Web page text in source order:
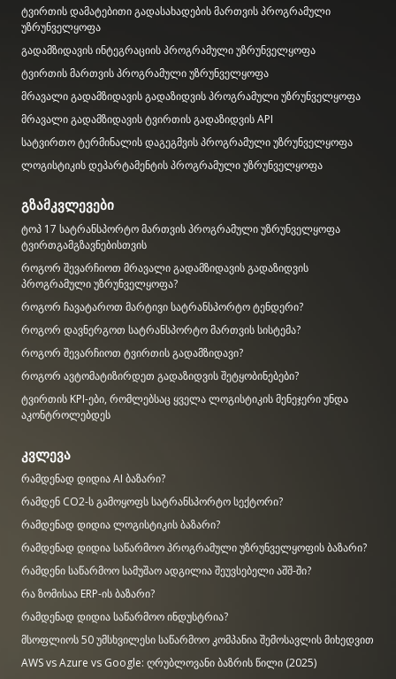
ტვირთის დამატებითი გადასახადების მართვის პროგრამული
უზრუნველყოფა
გადამზიდავის ინტეგრაციის პროგრამული უზრუნველყოფა
ტვირთის მართვის პროგრამული უზრუნველყოფა
მრავალი გადამზიდავის გადაზიდვის პროგრამული უზრუნველყოფა
მრავალი გადამზიდავის ტვირთის გადაზიდვის API
სატვირთო ტერმინალის დაგეგმვის პროგრამული უზრუნველყოფა
ლოგისტიკის დეპარტამენტის პროგრამული უზრუნველყოფა
გზამკვლევები
ტოპ 17 სატრანსპორტო მართვის პროგრამული უზრუნველყოფა
ტვირთგამგზავნებისთვის
როგორ შევარჩიოთ მრავალი გადამზიდავის გადაზიდვის
პროგრამული უზრუნველყოფა?
როგორ ჩავატაროთ მარტივი სატრანსპორტო ტენდერი?
როგორ დავნერგოთ სატრანსპორტო მართვის სისტემა?
როგორ შევარჩიოთ ტვირთის გადამზიდავი?
როგორ ავტომატიზირდეთ გადაზიდვის შეტყობინებები?
ტვირთის KPI-ები, რომლებსაც ყველა ლოგისტიკის მენეჯერი უნდა
აკონტროლებდეს
კვლევა
რამდენად დიდია AI ბაზარი?
რამდენ CO2-ს გამოყოფს სატრანსპორტო სექტორი?
რამდენად დიდია ლოგისტიკის ბაზარი?
რამდენად დიდია საწარმოო პროგრამული უზრუნველყოფის ბაზარი?
რამდენი საწარმოო სამუშაო ადგილია შეუვსებელი აშშ-ში?
რა ზომისაა ERP-ის ბაზარი?
რამდენად დიდია საწარმოო ინდუსტრია?
მსოფლიოს 50 უმსხვილესი საწარმოო კომპანია შემოსავლის მიხედვით
AWS vs Azure vs Google: ღრუბლოვანი ბაზრის წილი (2025)